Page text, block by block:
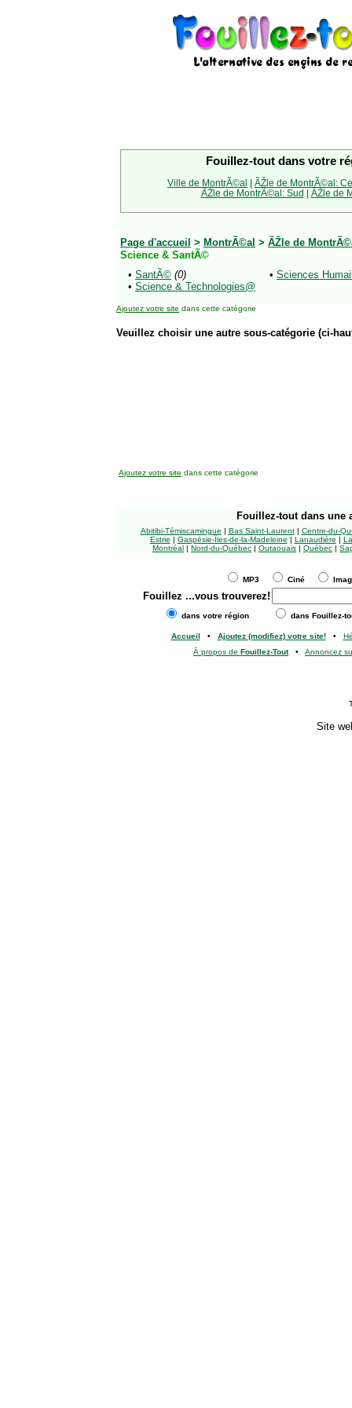
Fouillez-tout dans votre
Ville de MontrÃ©al | ÃŽle de MontrÃ©al:
ÃŽle de MontrÃ©al: Sud | ÃŽle de
Page d'accueil > MontrÃ©al > ÃŽle de
Science & SantÃ©
• SantÃ© (0)
• Science & Technologies@
• Sciences
Ajoutez votre site dans cette catégorie
Veuillez choisir une autre sous-catégorie (ci-
Ajoutez votre site dans cette catégorie
Fouillez-tout dans une
Abitibi-Témiscamingue | Bas Saint-Laurent| Centre-du-
Estrie | Gaspésie-Îles-de-la-Madeleine | Lanaudière |
Montréal | Nord-du-Québec | Outaouais | Québec |
MP3 Ciné
Fouillez ...vous trouverez!
dans votre région dans Fouillez-
Accueil • Ajoutez (modifiez) votre site!•
À propos de Fouillez-Tout• Annoncez
Site